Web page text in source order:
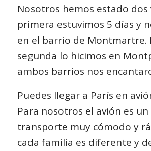
Nosotros hemos estado dos
primera estuvimos 5 días y
en el barrio de Montmartre.
segunda lo hicimos en
ambos barrios nos
Puedes llegar a París en
Para nosotros el avión es
transporte muy cómodo y
cada familia es diferente y